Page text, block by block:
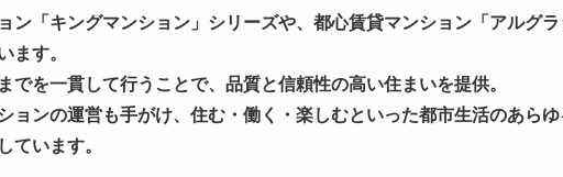
ン「キングマンション」シリーズや、都心賃貸マンション「アルグラ
ます。
を一貫して行うことで、品質と信頼性の高い住まいを提供。
ョンの運営も手がけ、住む・働く・楽しむといった都市生活のあらゆ
ています。